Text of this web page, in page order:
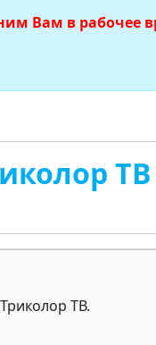
Вам в рабочее
ТВ
ТВ.